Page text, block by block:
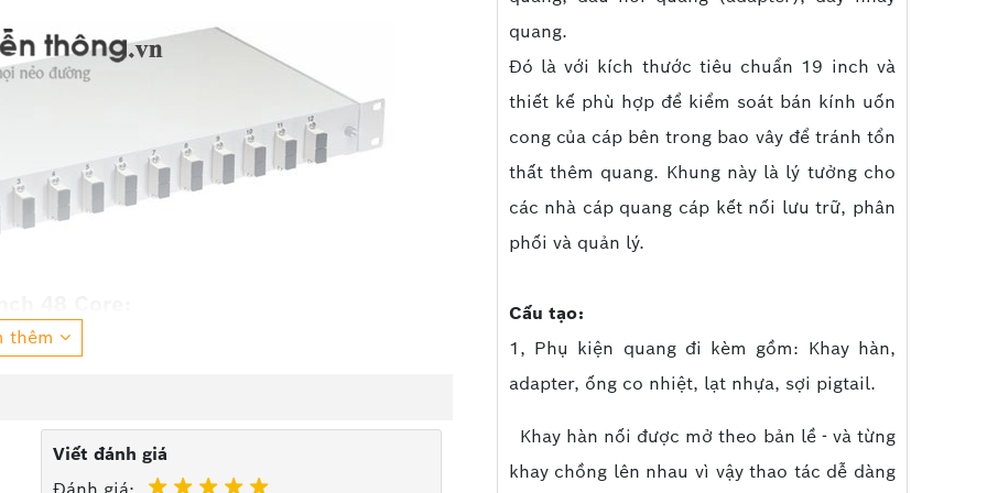
ống co nhiệt, lạt nhựa, sợi pigtail.
ODF.
FC , LC, ST, SC ...
4.2kg và chuẩn 2U
thêm
Viết đánh giá
quang.
Đó là với kích thước tiêu chuẩn 19 inch và
thiết kế phù hợp để kiểm soát bán kính uốn
cong của cáp bên trong bao vây để tránh tổn
thất thêm quang. Khung này là lý tưởng cho
các nhà cáp quang cáp kết nối lưu trữ, phân
phối và quản lý.
Cấu tạo:
1, Phụ kiện quang đi kèm gồm: Khay hàn,
adapter, ống co nhiệt, lạt nhựa, sợi pigtail.
Khay hàn nối được mở theo bản lề - và từng
khay chồng lên nhau vì vậy thao tác dễ dàng